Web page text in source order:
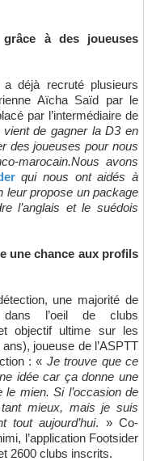
à des joueuses
déjà recruté plusieurs
Aïcha Saïd par le
par l’intermédiaire de
vient de gagner la D3 en
des joueuses pour nous
marocain.Nous avons
qui nous ont aidés à
leur propose un package
l’anglais et le suédois
une chance aux profils
une majorité de
l’oeil de clubs
objectif ultime sur les
joueuse de l’ASPTT
: « Je trouve que ce
idée car ça donne une
mien. Si l’occasion de
mieux, mais je suis
tout aujourd’hui. » Co-
l’application Footsider
2600 clubs inscrits.